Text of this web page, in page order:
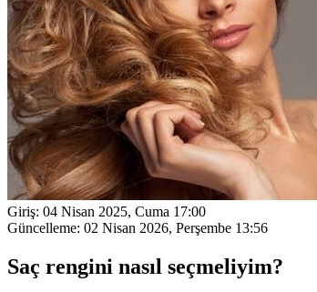
Giriş: 04 Nisan 2025, Cuma 17:00
Güncelleme: 02 Nisan 2026, Perşembe 13:56
Saç rengini nasıl seçmeliyim?